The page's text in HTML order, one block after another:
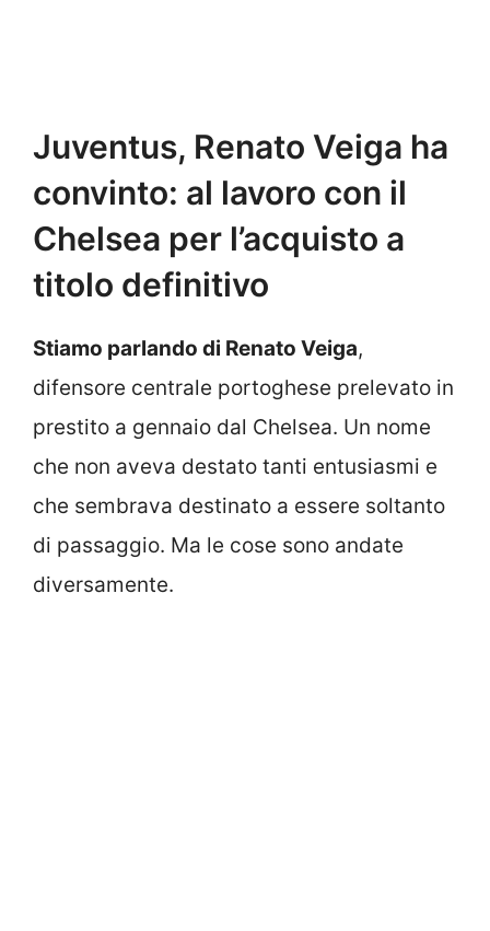
Juventus, Renato Veiga ha
convinto: al lavoro con il
Chelsea per l’acquisto a
titolo definitivo
Stiamo parlando di Renato Veiga,
difensore centrale portoghese prelevato in
prestito a gennaio dal Chelsea. Un nome
che non aveva destato tanti entusiasmi e
che sembrava destinato a essere soltanto
di passaggio. Ma le cose sono andate
diversamente.